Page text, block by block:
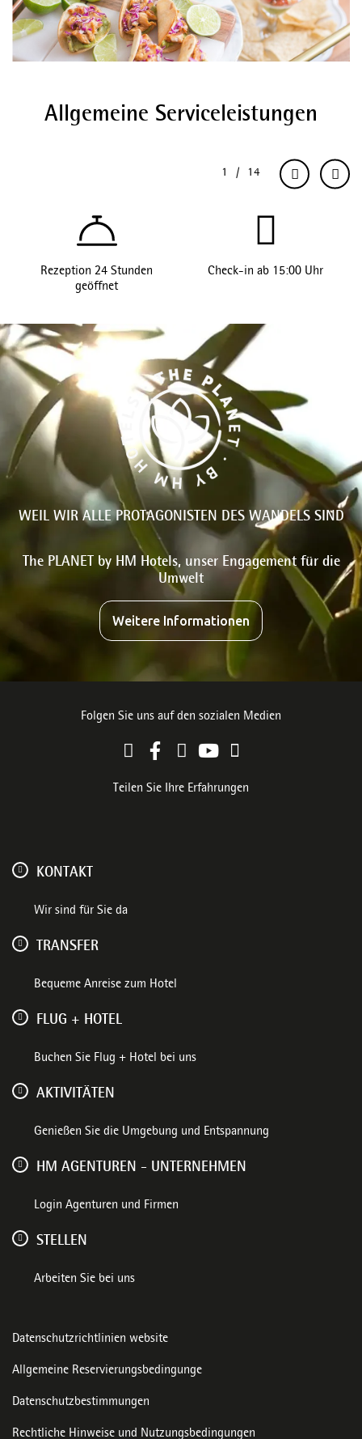
Allgemeine Serviceleistungen
Rezeption 24 Stunden
geöffnet
Check-in ab 15:00 Uhr
WEIL WIR ALLE PROTAGONISTEN DES WANDELS SIND
The PLANET by HM Hotels, unser Engagement für die
Umwelt
Weitere Informationen
Folgen Sie uns auf den sozialen Medien
Teilen Sie Ihre Erfahrungen
KONTAKT
Wir sind für Sie da
TRANSFER
Bequeme Anreise zum Hotel
FLUG + HOTEL
Buchen Sie Flug + Hotel bei uns
AKTIVITÄTEN
Genießen Sie die Umgebung und Entspannung
HM AGENTUREN - UNTERNEHMEN
Login Agenturen und Firmen
STELLEN
Arbeiten Sie bei uns
Datenschutzrichtlinien website
Allgemeine Reservierungsbedingunge
Datenschutzbestimmungen
Rechtliche Hinweise und Nutzungsbedingungen